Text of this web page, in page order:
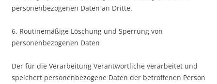
personenbezogenen Daten an Dritte.
6. Routinemäßige Löschung und Sperrung von
personenbezogenen Daten
Der für die Verarbeitung Verantwortliche verarbeitet und
speichert personenbezogene Daten der betroffenen Person